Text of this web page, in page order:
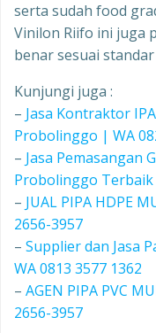
serta sudah food
Vinilon Riifo ini juga
benar sesuai
Kunjungi juga :
– Jasa Kontraktor
Probolinggo | WA
– Jasa Pemasangan
Probolinggo Terbaik
– JUAL PIPA HDPE
2656-3957
– Supplier dan Jasa
WA 0813 3577 1362
– AGEN PIPA PVC
2656-3957